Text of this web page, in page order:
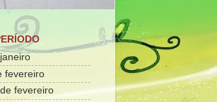
fevereiro
fevereiro